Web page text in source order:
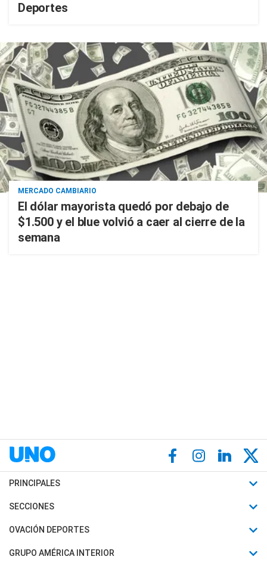
Deportes
MERCADO CAMBIARIO
El dólar mayorista quedó por debajo de
$1.500 y el blue volvió a caer al cierre de la
semana
PRINCIPALES
Últimas Noticias
Política
SECCIONES
Horóscopo
Motores
OVACIÓN DEPORTES
Fútbol
GRUPO AMÉRICA INTERIOR